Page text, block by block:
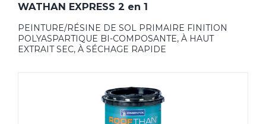
WATHAN EXPRESS 2 en 1
PEINTURE/RÉSINE DE SOL PRIMAIRE FINITION
POLYASPARTIQUE BI-COMPOSANTE, À HAUT
EXTRAIT SEC, À SÉCHAGE RAPIDE